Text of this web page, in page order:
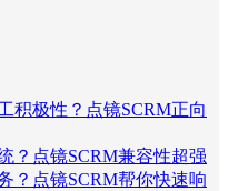
积极性？点镜SCRM正向
？点镜SCRM兼容性超强
？点镜SCRM帮你快速响